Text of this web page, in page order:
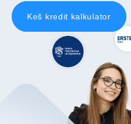
Keš kredit kalkulator